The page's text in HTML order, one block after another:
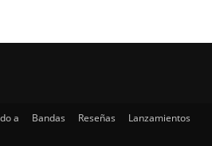
a Bandas Reseñas
Lanzamientos